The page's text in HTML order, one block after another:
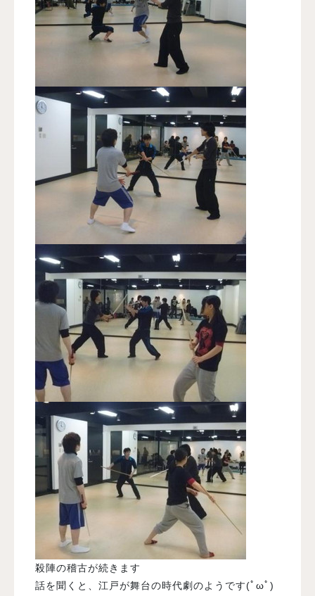
殺陣の稽古が続きます
話を聞くと、江戸が舞台の時代劇のようです(ﾟωﾟ)